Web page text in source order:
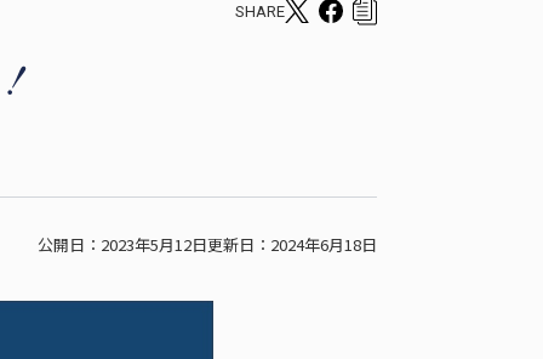
SHARE
T
e
r
F
o
公開日：2023年5月12日更新日：2024年6月18日